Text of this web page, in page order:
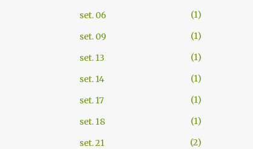
set. 06
1
set. 09
1
set. 13
1
set. 14
1
set. 17
1
set. 18
1
set. 21
2